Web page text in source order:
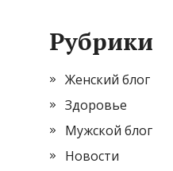
Рубрики
Женский блог
Здоровье
Мужской блог
Новости